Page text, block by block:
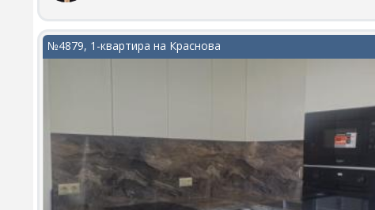
современная инфраструктура комплекса, удобная транспортная
развязка и всё необходимое для комфортной жизни рядом.
Звоните, чтобы узнать подробности и договориться о просмотре!
№4879, 1-квартира на Краснова